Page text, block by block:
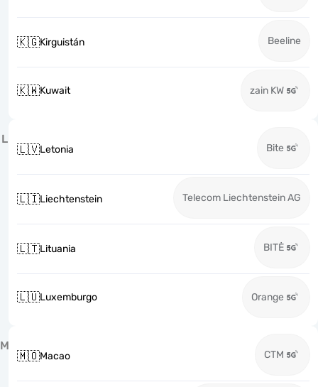
🇰🇬Kirguistán Beeline
🇰🇼Kuwait zain KW
L
🇱🇻Letonia Bite
🇱🇮Liechtenstein Telecom Liechtenstein AG
🇱🇹Lituania BITĖ
🇱🇺Luxemburgo Orange
M
🇲🇴Macao CTM